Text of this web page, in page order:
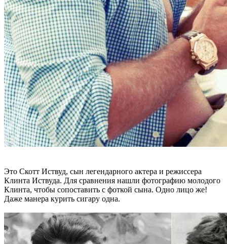
Это Скотт Иствуд, сын легендарного актера и режиссера
Клинта Иствуда. Для сравнения нашли фотографию молодого
Клинта, чтобы сопоставить с фоткой сына. Одно лицо же!
Даже манера курить сигару одна.